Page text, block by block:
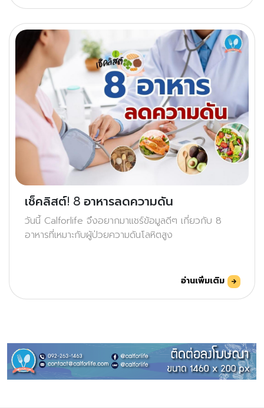
เช็คลิสต์! 8 อาหารลดความดัน
วันนี้ Calforlife จึงอยากมาแชร์ข้อมูลดีๆ เกี่ยวกับ 8
อาหารที่เหมาะกับผู้ป่วยความดันโลหิตสูง
อ่านเพิ่มเติม